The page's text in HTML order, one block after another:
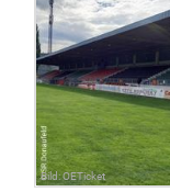
Bild: OETicket